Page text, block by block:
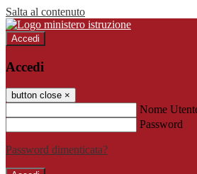
Salta al contenuto
Accedi
Accedi
button close ×
Nome
Password
Password dimenticata?